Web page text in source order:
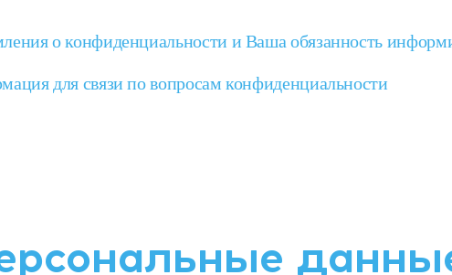
о конфиденциальности и Ваша обязанность
для связи по вопросам конфиденциальности